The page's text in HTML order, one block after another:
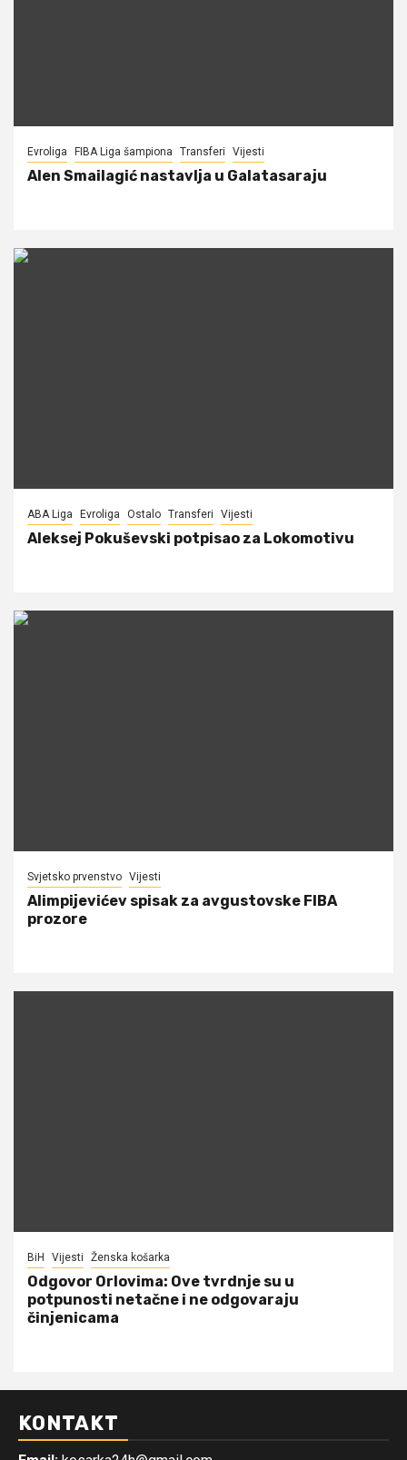
Evroliga FIBA Liga šampiona Transferi Vijesti
Alen Smailagić nastavlja u Galatasaraju
ABA Liga Evroliga Ostalo Transferi Vijesti
Aleksej Pokuševski potpisao za Lokomotivu
Svjetsko prvenstvo Vijesti
Alimpijevićev spisak za avgustovske FIBA
prozore
BiH Vijesti Ženska košarka
Odgovor Orlovima: ​Ove tvrdnje su u
potpunosti netačne i ne odgovaraju
činjenicama
KONTAKT